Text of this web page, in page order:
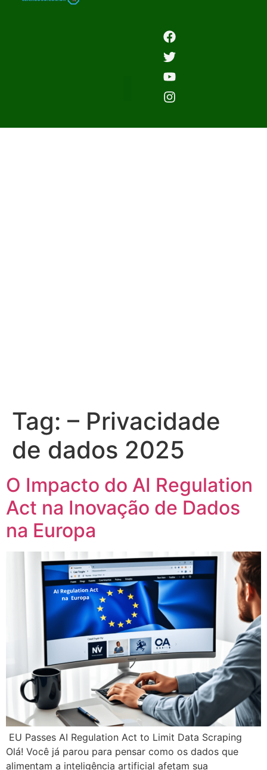
Tag: – Privacidade
de dados 2025
O Impacto do AI Regulation
Act na Inovação de Dados
na Europa
EU Passes AI Regulation Act to Limit Data Scraping
Olá! Você já parou para pensar como os dados que
alimentam a inteligência artificial afetam sua